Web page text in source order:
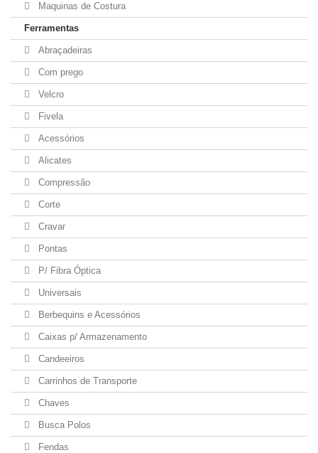
Maquinas de Costura
Ferramentas
Abraçadeiras
Com prego
Velcro
Fivela
Acessórios
Alicates
Compressão
Corte
Cravar
Pontas
P/ Fibra Óptica
Universais
Berbequins e Acessórios
Caixas p/ Armazenamento
Candeeiros
Carrinhos de Transporte
Chaves
Busca Polos
Fendas